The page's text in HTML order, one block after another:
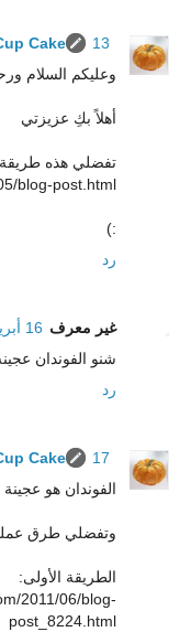
Cake
13 أبريل 2012 في 12:49 ص
وعليكم السلام
أهلاً بكِ عزيزتي
تفضلي هذه
blog-post.html
:)
رد
غير معرف 16 أبريل 2012 في 1:13 م
شنو الفوندان
رد
Cake
17 أبريل 2012 في 9:27 م
الفوندان هو
وتفضلي طرق
الطريقة الأولى:
2011/06/blog-
post_8224.html